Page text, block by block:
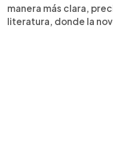
manera más clara,
literatura, donde la